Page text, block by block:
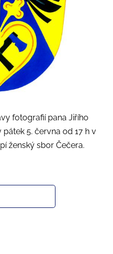
fotografií pana Jiřího
5. června od 17 h v
ženský sbor Čečera.